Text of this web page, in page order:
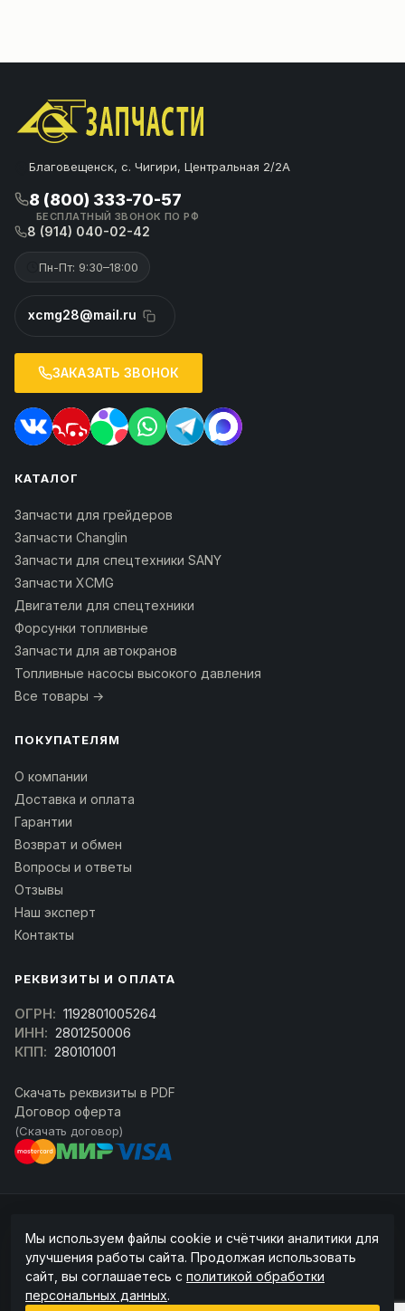
Благовещенск, с. Чигири, Центральная 2/2А
8 (800) 333-70-57
БЕСПЛАТНЫЙ ЗВОНОК ПО РФ
8 (914) 040-02-42
Пн-Пт: 9:30–18:00
xcmg28@mail.ru
ЗАКАЗАТЬ ЗВОНОК
КАТАЛОГ
Запчасти для грейдеров
Запчасти Changlin
Запчасти для спецтехники SANY
Запчасти XCMG
Двигатели для спецтехники
Форсунки топливные
Запчасти для автокранов
Топливные насосы высокого давления
Все товары →
ПОКУПАТЕЛЯМ
О компании
Доставка и оплата
Гарантии
Возврат и обмен
Вопросы и ответы
Отзывы
Наш эксперт
Контакты
РЕКВИЗИТЫ И ОПЛАТА
ОГРН: 1192801005264
ИНН: 2801250006
КПП: 280101001
Скачать реквизиты в PDF
Договор оферта
(Скачать договор)
ссылка на источник обязательна.
Информация на сайте не является публичной офертой (ст. 437 ГК РФ).
Точную стоимость и наличие уточняйте у менеджера.
Политика конфиденциальности
Мы используем файлы cookie и счётчики аналитики для
улучшения работы сайта. Продолжая использовать
сайт, вы соглашаетесь с политикой обработки
персональных данных.